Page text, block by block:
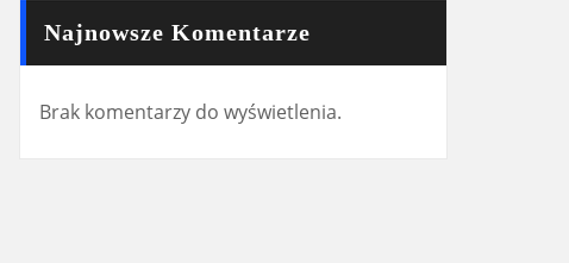
Najnowsze Komentarze
Brak komentarzy do wyświetlenia.